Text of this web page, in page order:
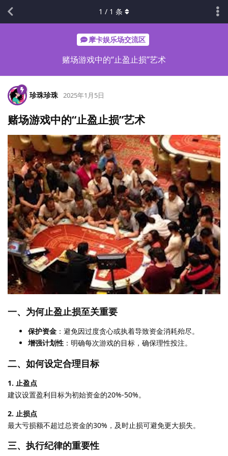
摩卡娱乐场交流区
赌场游戏中的“止盈止损”艺术
1 / 1 条
珍珠珍珠 2025年1月5日
赌场游戏中的“止盈止损”艺术
一、为何止盈止损至关重要
保护资金 ：避免因过度贪心或执着导致资金消耗殆尽。
增强计划性 ：明确每次游戏的目标，确保理性投注。
二、如何设定合理目标
1. 止盈点
建议设置盈利目标为初始资金的20%-50%。
2. 止损点
最大亏损额不超过总资金的30%，及时止损可避免更大损失。
三、执行纪律的重要性